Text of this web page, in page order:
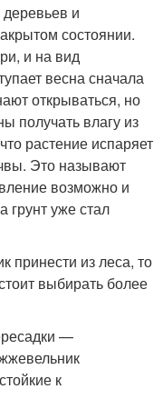
и
состоянии.
и на вид
весна сначала
открываться, но
получать влагу из
растение испаряет
Это называют
возможно и
грунт уже стал
принести из леса, то
выбирать более
—
к